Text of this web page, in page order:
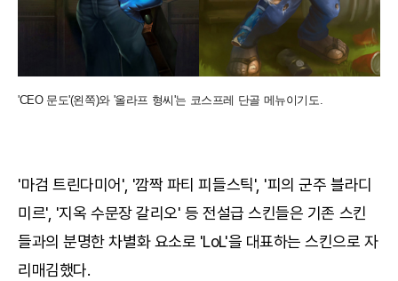
'CEO 문도'(왼쪽)와 '올라프 형씨'는 코스프레 단골 메뉴이기도.
'마검 트린다미어', '깜짝 파티 피들스틱', '피의 군주 블라디
미르', '지옥 수문장 갈리오' 등 전설급 스킨들은 기존 스킨
들과의 분명한 차별화 요소로 'LoL'을 대표하는 스킨으로 자
리매김했다.